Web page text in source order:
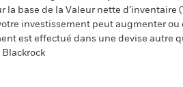
la base de la Valeur nette d’inventaire
investissement peut augmenter
est effectué dans une devise autre
Blackrock